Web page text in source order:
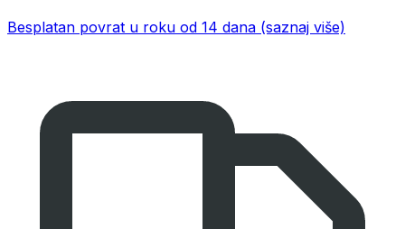
Besplatan povrat u roku od 14 dana (saznaj više)